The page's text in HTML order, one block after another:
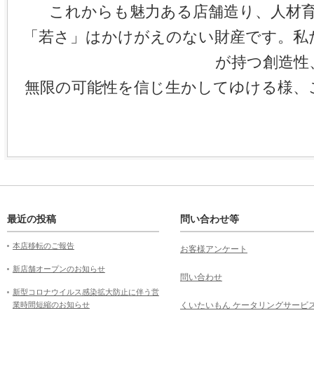
これからも魅力ある店舗造り、人材
「若さ」はかけがえのない財産です。
が持つ創造性
無限の可能性を信じ生かしてゆける様
最近の投稿
本店移転のご報告
新店舗オープンのお知らせ
新型コロナウイルス感染拡大防止に伴う営
業時間短縮のお知らせ
問い合わせ等
お客様アンケート
問い合わせ
くいたいもん ケータリングサービ